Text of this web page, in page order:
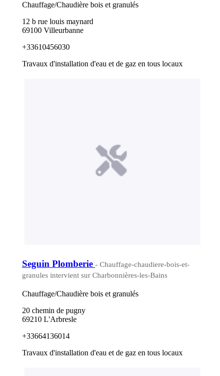
Chauffage/Chaudière bois et granulés
12 b rue louis maynard
69100 Villeurbanne
+33610456030
Travaux d'installation d'eau et de gaz en tous locaux
Seguin Plomberie - Chauffage-chaudiere-bois-et-
granules intervient sur Charbonnières-les-Bains
Chauffage/Chaudière bois et granulés
20 chemin de pugny
69210 L'Arbresle
+33664136014
Travaux d'installation d'eau et de gaz en tous locaux